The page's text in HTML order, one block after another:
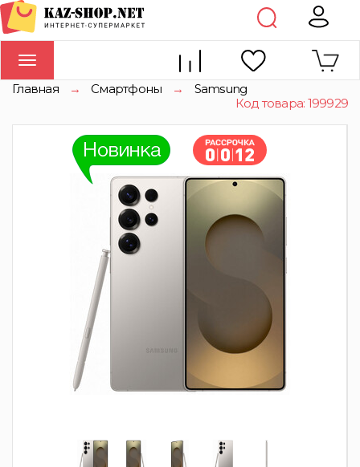
Toggle
navigation
Главная → Смартфоны →
Samsung
Код товара: 199929